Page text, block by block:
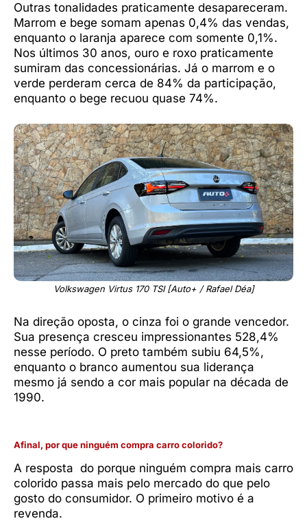
Outras tonalidades praticamente desapareceram.
Marrom e bege somam apenas 0,4% das vendas,
enquanto o laranja aparece com somente 0,1%.
Nos últimos 30 anos, ouro e roxo praticamente
sumiram das concessionárias. Já o marrom e o
verde perderam cerca de 84% da participação,
enquanto o bege recuou quase 74%.
Volkswagen Virtus 170 TSI [Auto+ / Rafael Déa]
Na direção oposta, o cinza foi o grande vencedor.
Sua presença cresceu impressionantes 528,4%
nesse período. O preto também subiu 64,5%,
enquanto o branco aumentou sua liderança
mesmo já sendo a cor mais popular na década de
1990.
Afinal, por que ninguém compra carro colorido?
A resposta do porque ninguém compra mais carro
colorido passa mais pelo mercado do que pelo
gosto do consumidor. O primeiro motivo é a
revenda.